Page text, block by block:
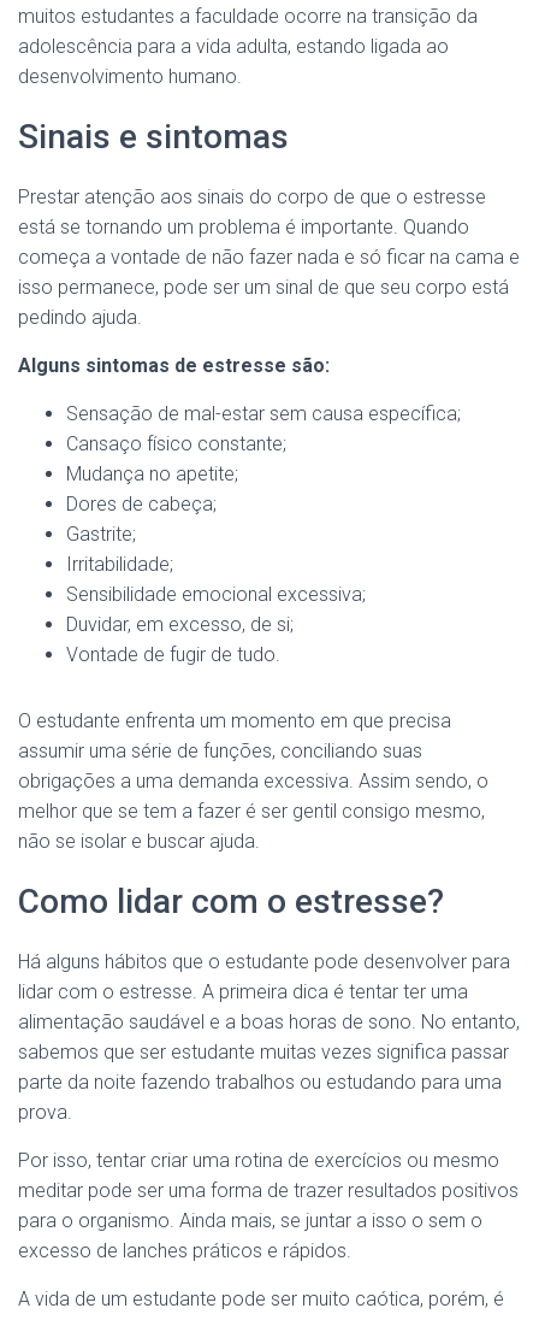
muitos estudantes a faculdade ocorre na transição da
adolescência para a vida adulta, estando ligada ao
desenvolvimento humano.
Sinais e sintomas
Prestar atenção aos sinais do corpo de que o estresse
está se tornando um problema é importante. Quando
começa a vontade de não fazer nada e só ficar na cama e
isso permanece, pode ser um sinal de que seu corpo está
pedindo ajuda.
Alguns sintomas de estresse são:
Sensação de mal-estar sem causa específica;
Cansaço físico constante;
Mudança no apetite;
Dores de cabeça;
Gastrite;
Irritabilidade;
Sensibilidade emocional excessiva;
Duvidar, em excesso, de si;
Vontade de fugir de tudo.
O estudante enfrenta um momento em que precisa
assumir uma série de funções, conciliando suas
obrigações a uma demanda excessiva. Assim sendo, o
melhor que se tem a fazer é ser gentil consigo mesmo,
não se isolar e buscar ajuda.
Como lidar com o estresse?
Há alguns hábitos que o estudante pode desenvolver para
lidar com o estresse. A primeira dica é tentar ter uma
alimentação saudável e a boas horas de sono. No entanto,
sabemos que ser estudante muitas vezes significa passar
parte da noite fazendo trabalhos ou estudando para uma
prova.
Por isso, tentar criar uma rotina de exercícios ou mesmo
meditar pode ser uma forma de trazer resultados positivos
para o organismo. Ainda mais, se juntar a isso o sem o
excesso de lanches práticos e rápidos.
A vida de um estudante pode ser muito caótica, porém, é